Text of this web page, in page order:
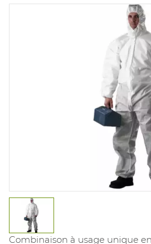
Combinaison à usage unique